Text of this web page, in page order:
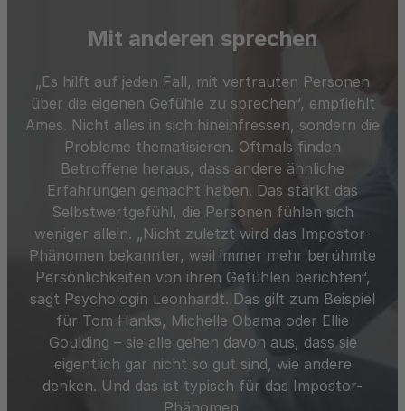
Mit anderen sprechen
„Es hilft auf jeden Fall, mit vertrauten Personen
über die eigenen Gefühle zu sprechen“, empfiehlt
Ames. Nicht alles in sich hineinfressen, sondern die
Probleme thematisieren. Oftmals finden
Betroffene heraus, dass andere ähnliche
Erfahrungen gemacht haben. Das stärkt das
Selbstwertgefühl, die Personen fühlen sich
weniger allein. „Nicht zuletzt wird das Impostor-
Phänomen bekannter, weil immer mehr berühmte
Persönlichkeiten von ihren Gefühlen berichten“,
sagt Psychologin Leonhardt. Das gilt zum Beispiel
für Tom Hanks, Michelle Obama oder Ellie
Goulding – sie alle gehen davon aus, dass sie
eigentlich gar nicht so gut sind, wie andere
denken. Und das ist typisch für das Impostor-
Phänomen.